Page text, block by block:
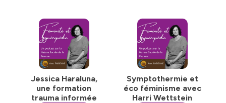
Hébergé par Ausha. Visitez
ausha.co/politique-de-
confidentialitepour plus d'informations.
Jessica Haraluna,
une formation
trauma informée
Symptothermie et
éco féminisme avec
Harri Wettstein